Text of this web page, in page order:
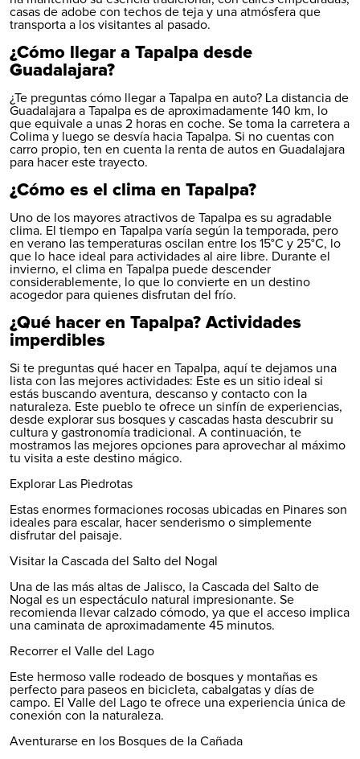
casas de adobe con techos de teja y una atmósfera que
transporta a los visitantes al pasado.
¿Cómo llegar a Tapalpa desde
Guadalajara?
¿Te preguntas cómo llegar a Tapalpa en auto? La distancia de
Guadalajara a Tapalpa es de aproximadamente 140 km, lo
que equivale a unas 2 horas en coche. Se toma la carretera a
Colima y luego se desvía hacia Tapalpa. Si no cuentas con
carro propio, ten en cuenta la renta de autos en Guadalajara
para hacer este trayecto.
¿Cómo es el clima en Tapalpa?
Uno de los mayores atractivos de Tapalpa es su agradable
clima. El tiempo en Tapalpa varía según la temporada, pero
en verano las temperaturas oscilan entre los 15°C y 25°C, lo
que lo hace ideal para actividades al aire libre. Durante el
invierno, el clima en Tapalpa puede descender
considerablemente, lo que lo convierte en un destino
acogedor para quienes disfrutan del frío.
¿Qué hacer en Tapalpa? Actividades
imperdibles
Si te preguntas qué hacer en Tapalpa, aquí te dejamos una
lista con las mejores actividades: Este es un sitio ideal si
estás buscando aventura, descanso y contacto con la
naturaleza. Este pueblo te ofrece un sinfín de experiencias,
desde explorar sus bosques y cascadas hasta descubrir su
cultura y gastronomía tradicional. A continuación, te
mostramos las mejores opciones para aprovechar al máximo
tu visita a este destino mágico.
Explorar Las Piedrotas
Estas enormes formaciones rocosas ubicadas en Pinares son
ideales para escalar, hacer senderismo o simplemente
disfrutar del paisaje.
Visitar la Cascada del Salto del Nogal
Una de las más altas de Jalisco, la Cascada del Salto de
Nogal es un espectáculo natural impresionante. Se
recomienda llevar calzado cómodo, ya que el acceso implica
una caminata de aproximadamente 45 minutos.
Recorrer el Valle del Lago
Este hermoso valle rodeado de bosques y montañas es
perfecto para paseos en bicicleta, cabalgatas y días de
campo. El Valle del Lago te ofrece una experiencia única de
conexión con la naturaleza.
Aventurarse en los Bosques de la Cañada